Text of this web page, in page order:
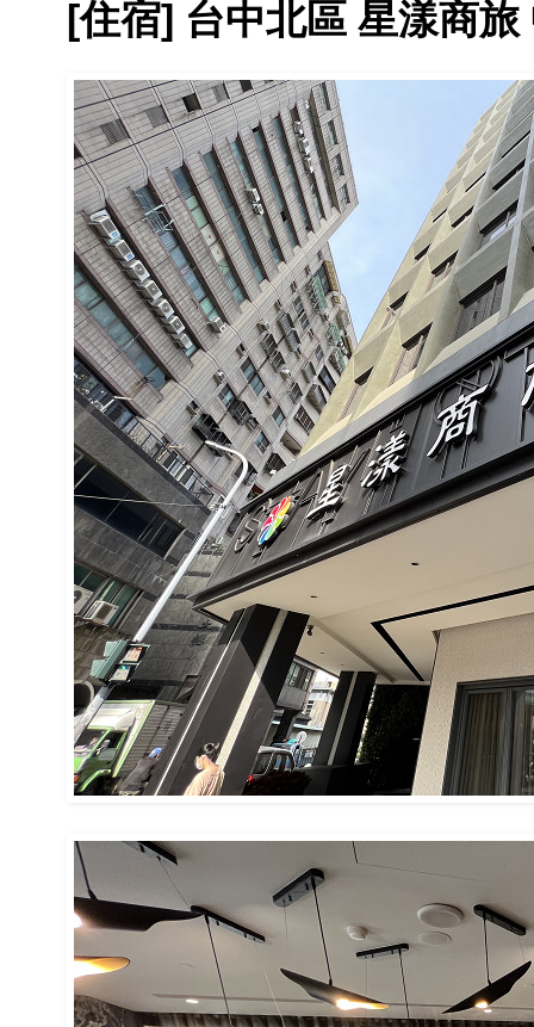
[住宿] 台中北區 星漾商旅